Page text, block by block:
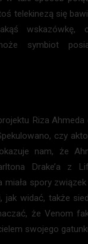
telekinezą się
wskazówkę,
symbiot
Riza Ahmeda
czy
nam, że
Drake’a z
miała spory
jak widać, także
że Venom
swojego